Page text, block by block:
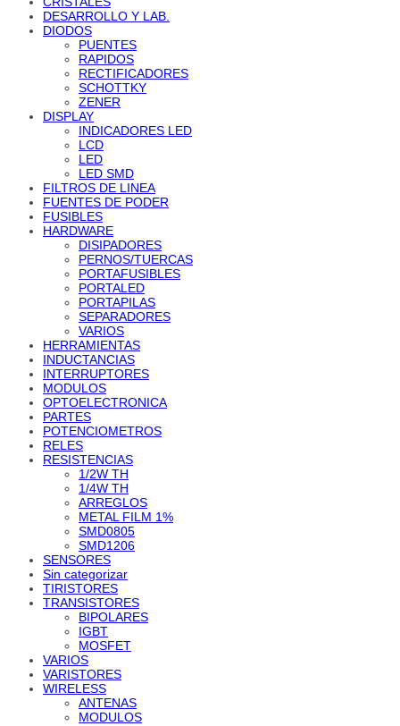
DESARROLLO Y LAB.
DIODOS
PUENTES
RAPIDOS
RECTIFICADORES
SCHOTTKY
ZENER
DISPLAY
INDICADORES LED
LCD
LED
LED SMD
FILTROS DE LINEA
FUENTES DE PODER
FUSIBLES
HARDWARE
DISIPADORES
PERNOS/TUERCAS
PORTAFUSIBLES
PORTALED
PORTAPILAS
SEPARADORES
VARIOS
HERRAMIENTAS
INDUCTANCIAS
INTERRUPTORES
MODULOS
OPTOELECTRONICA
PARTES
POTENCIOMETROS
RELES
RESISTENCIAS
1/2W TH
1/4W TH
ARREGLOS
METAL FILM 1%
SMD0805
SMD1206
SENSORES
Sin categorizar
TIRISTORES
TRANSISTORES
BIPOLARES
IGBT
MOSFET
VARIOS
VARISTORES
WIRELESS
ANTENAS
MODULOS